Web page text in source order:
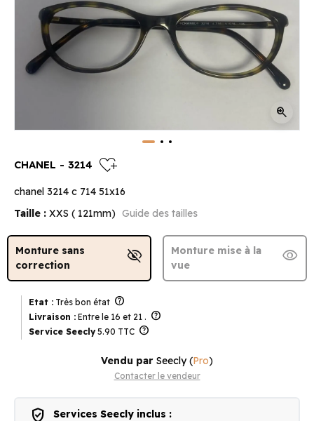
zoom_in
CHANEL - 3214 heart_plus
chanel 3214 c 714 51x16
Taille : XXS ( 121mm) Guide des tailles
Monture sans
correction
visibility_off
Monture mise à la
vue
visibility
Etat : Très bon état help
Livraison : Entre le 16 et 21 . help
Service Seecly 5.90 TTC help
Vendu par Seecly(Pro)
Contacter le vendeur
verified_user Services Seecly inclus :